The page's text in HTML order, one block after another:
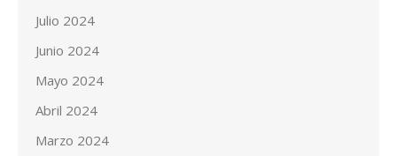
Julio 2024
Junio 2024
Mayo 2024
Abril 2024
Marzo 2024